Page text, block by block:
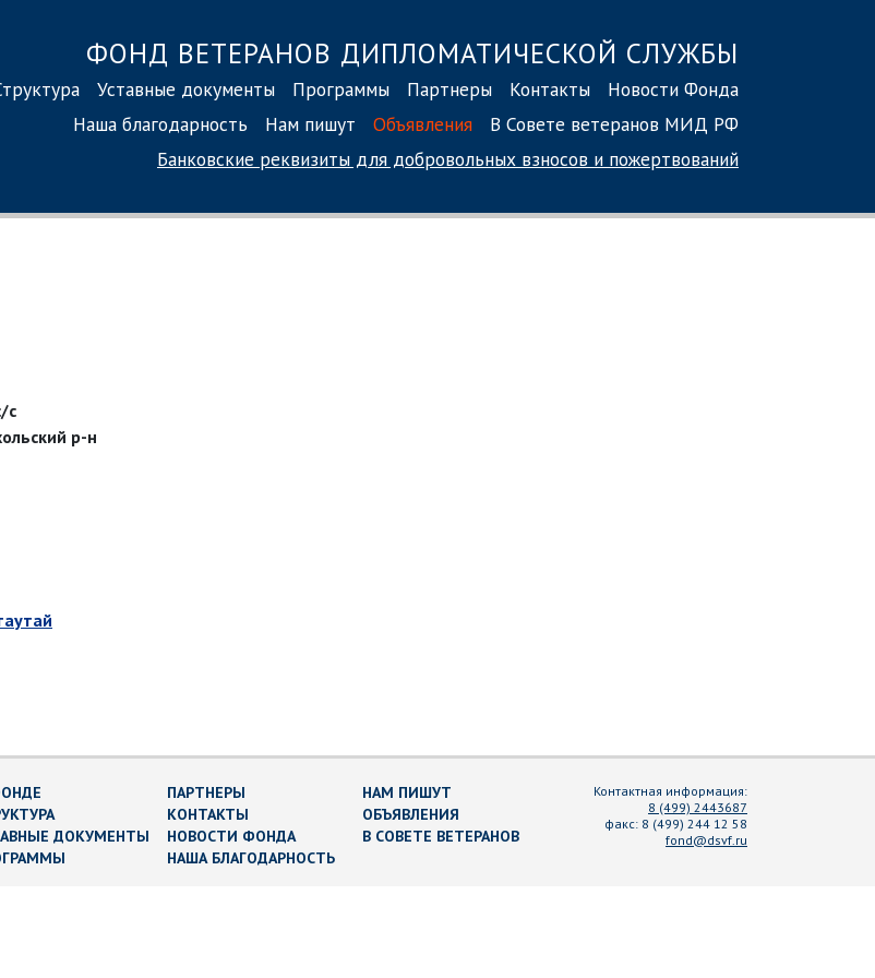
ФОНД ВЕТЕРАНОВ ДИПЛОМАТИЧЕСКОЙ СЛУЖБЫ
Уставные документы Программы Партнеры Контакты
Новости Фонда
Наша благодарность
Нам пишут Объявления
В Совете ветеранов МИД РФ
Банковские реквизиты для добровольных взносов и пожертвований
с
р-н
ДОКУМЕНТЫ
ПАРТНЕРЫ
КОНТАКТЫ
НОВОСТИ ФОНДА
НАША БЛАГОДАРНОСТЬ
НАМ ПИШУТ
ОБЪЯВЛЕНИЯ
В СОВЕТЕ ВЕТЕРАНОВ
Контактная информация:
8 (499) 2443687
факс: 8 (499) 244 12 58
fond@dsvf.ru